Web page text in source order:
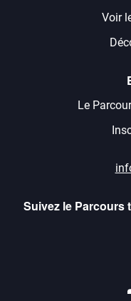
Voir
Le
Suivez le Parcours